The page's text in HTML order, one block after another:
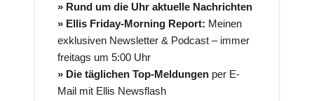
» Rund um die Uhr aktuelle Nachrichten
» Ellis Friday-Morning Report: Meinen
exklusiven Newsletter & Podcast – immer
freitags um 5:00 Uhr
» Die täglichen Top-Meldungen per E-
Mail mit Ellis Newsflash